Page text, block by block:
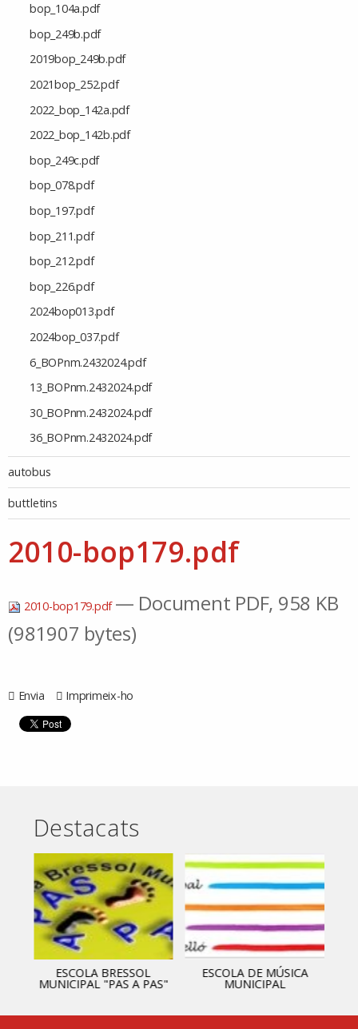
bop_104a.pdf
bop_249b.pdf
2019bop_249b.pdf
2021bop_252.pdf
2022_bop_142a.pdf
2022_bop_142b.pdf
bop_249c.pdf
bop_078.pdf
bop_197.pdf
bop_211.pdf
bop_212.pdf
bop_226.pdf
2024bop013.pdf
2024bop_037.pdf
6_BOPnm.2432024.pdf
13_BOPnm.2432024.pdf
30_BOPnm.2432024.pdf
36_BOPnm.2432024.pdf
autobus
buttletins
2010-bop179.pdf
2010-bop179.pdf — Document PDF, 958 KB
(981907 bytes)
Envia Imprimeix-ho
Destacats
ESCOLA BRESSOL
MUNICIPAL "PAS A PAS"
ESCOLA DE MÚSICA
MUNICIPAL